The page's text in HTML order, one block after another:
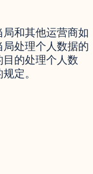
局和其他运营商如
处理个人数据的
的处理个人数
定。